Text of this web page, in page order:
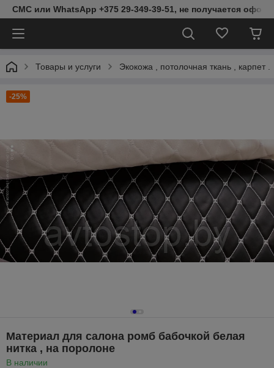
СМС или WhatsApp +375 29-349-39-51, не получается
Товары и услуги Экокожа , потолочная ткань , карпет .
-25%
Материал для салона ромб бабочкой белая
нитка , на поролоне
В наличии